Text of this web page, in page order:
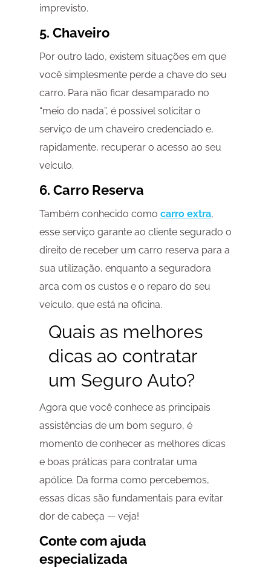
imprevisto.
5. Chaveiro
Por outro lado, existem situações em que
você simplesmente perde a chave do seu
carro. Para não ficar desamparado no
“meio do nada”, é possível solicitar o
serviço de um chaveiro credenciado e,
rapidamente, recuperar o acesso ao seu
veículo.
6. Carro Reserva
Também conhecido como carro extra,
esse serviço garante ao cliente segurado o
direito de receber um carro reserva para a
sua utilização, enquanto a seguradora
arca com os custos e o reparo do seu
veículo, que está na oficina.
Quais as melhores
dicas ao contratar
um Seguro Auto?
Agora que você conhece as principais
assistências de um bom seguro, é
momento de conhecer as melhores dicas
e boas práticas para contratar uma
apólice. Da forma como percebemos,
essas dicas são fundamentais para evitar
dor de cabeça — veja!
Conte com ajuda
especializada